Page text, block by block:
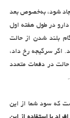
شود، به‌خصوص بعد
در طول هفته اول
بلند شدن از حالت
اگر سرگیجه رخ داد،
در دفعات متعدد
که سود شما از این